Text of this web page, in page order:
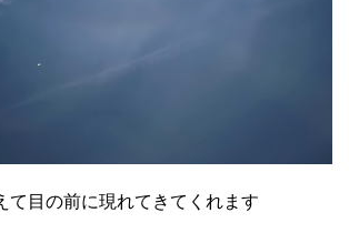
て目の前に現れてきてくれます